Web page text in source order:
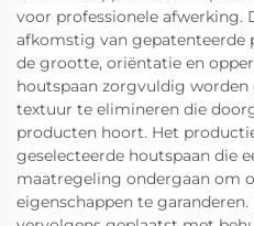
voor professionele afwerking.
afkomstig van
de grootte, oriëntatie en
houtspaan zorgvuldig
textuur te elimineren die
producten hoort. Het
geselecteerde houtspaan die
maatregeling ondergaan om
eigenschappen te